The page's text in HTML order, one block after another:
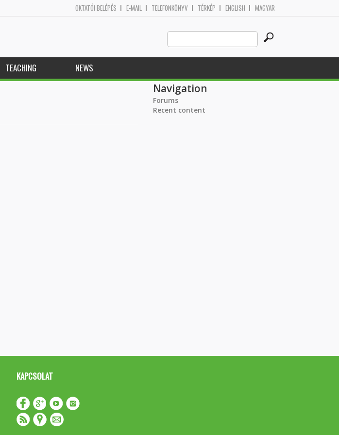
OKTATÓI BELÉPÉS E-MAIL TELEFONKÖNYV TÉRKÉP ENGLISH MAGYAR
Search
this
site
TEACHING NEWS
Navigation
Forums
Recent content
KAPCSOLAT